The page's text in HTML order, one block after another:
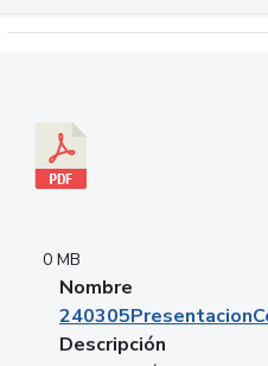
0 MB
Nombre
Descripción